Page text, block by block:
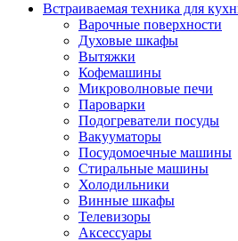
Встраиваемая техника для
Варочные поверхности
Духовые шкафы
Вытяжки
Кофемашины
Микроволновые печи
Пароварки
Подогреватели посуды
Вакууматоры
Посудомоечные машины
Стиральные машины
Холодильники
Винные шкафы
Телевизоры
Аксессуары